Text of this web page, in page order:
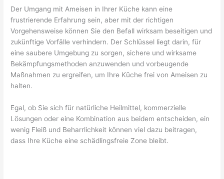
Der Umgang mit Ameisen in Ihrer Küche kann eine
frustrierende Erfahrung sein, aber mit der richtigen
Vorgehensweise können Sie den Befall wirksam beseitigen und
zukünftige Vorfälle verhindern. Der Schlüssel liegt darin, für
eine saubere Umgebung zu sorgen, sichere und wirksame
Bekämpfungsmethoden anzuwenden und vorbeugende
Maßnahmen zu ergreifen, um Ihre Küche frei von Ameisen zu
halten.
Egal, ob Sie sich für natürliche Heilmittel, kommerzielle
Lösungen oder eine Kombination aus beidem entscheiden, ein
wenig Fleiß und Beharrlichkeit können viel dazu beitragen,
dass Ihre Küche eine schädlingsfreie Zone bleibt.